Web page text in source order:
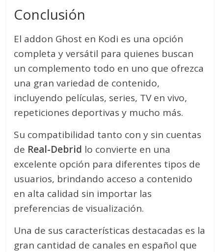
Conclusión
El addon Ghost en Kodi es una opción
completa y versátil para quienes buscan
un complemento todo en uno que ofrezca
una gran variedad de contenido,
incluyendo películas, series, TV en vivo,
repeticiones deportivas y mucho más.
Su compatibilidad tanto con y sin cuentas
de Real-Debrid lo convierte en una
excelente opción para diferentes tipos de
usuarios, brindando acceso a contenido
en alta calidad sin importar las
preferencias de visualización.
Una de sus características destacadas es la
gran cantidad de canales en español que